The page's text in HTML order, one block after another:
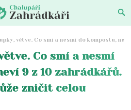
větve. Co smí a nesmí do kompostu,
Co smí a nesmí
9 z 10 zahrádkářů.
zničit celou